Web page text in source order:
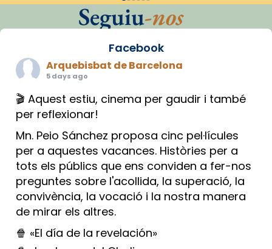
Seguiu-nos
Facebook
Arquebisbat de Barcelona
5 days ago
🎬 Aquest estiu, cinema per gaudir i també
per reflexionar!
Mn. Peio Sánchez proposa cinc pel·lícules
per a aquestes vacances. Històries per a
tots els públics que ens conviden a fer-nos
preguntes sobre l'acollida, la superació, la
convivència, la vocació i la nostra manera
de mirar els altres.
🍿 «El día de la revelación»